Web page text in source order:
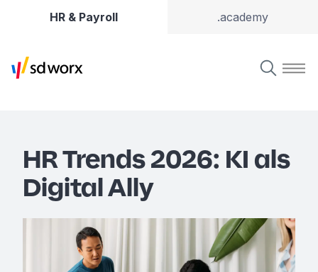
HR & Payroll .academy
HR Trends 2026: KI als
Digital Ally